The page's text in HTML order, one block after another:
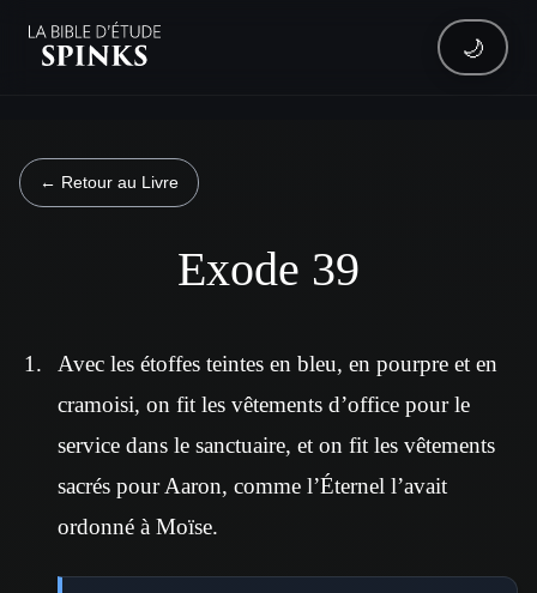
🌙
← Retour au Livre
Exode 39
Avec les étoffes teintes en bleu, en pourpre et en
cramoisi, on fit les vêtements d’office pour le
service dans le sanctuaire, et on fit les vêtements
sacrés pour Aaron, comme l’Éternel l’avait
ordonné à Moïse.